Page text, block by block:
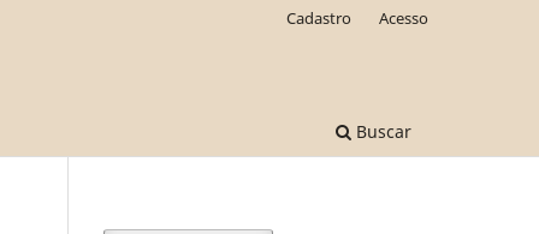
Buscar
Cadastro Acesso